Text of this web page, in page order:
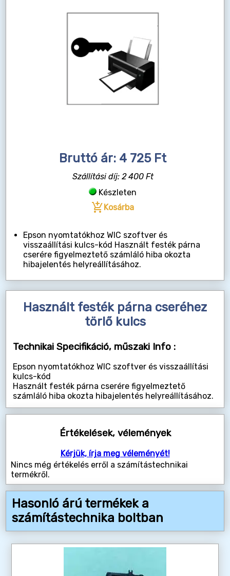
Bruttó ár: 4 725 Ft
Szállítási díj: 2 400 Ft
Készleten
add_shopping_cartKosárba
Epson nyomtatókhoz WIC szoftver és
visszaállítási kulcs-kód Használt festék párna
cserére figyelmeztető számláló hiba okozta
hibajelentés helyreállításához.
Használt festék párna cseréhez
törlő kulcs
Technikai Specifikáció, műszaki Info :
Epson nyomtatókhoz WIC szoftver és visszaállítási
kulcs-kód
Használt festék párna cserére figyelmeztető
számláló hiba okozta hibajelentés helyreállításához.
Értékelések, vélemények
Kérjük, írja meg véleményét!
Nincs még értékelés erről a számítástechnikai
termékről.
Hasonló árú termékek a
számítástechnika boltban